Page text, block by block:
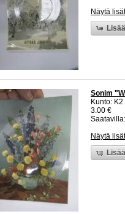
Näytä
Sonim
Kunto:
3.00 €
Näytä